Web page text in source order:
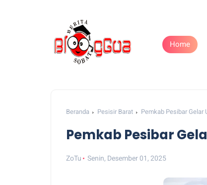
Home
Beranda Pesisir Barat Pemkab Pesibar Gelar
Pemkab Pesibar
ZoTu Senin, Desember 01, 2025